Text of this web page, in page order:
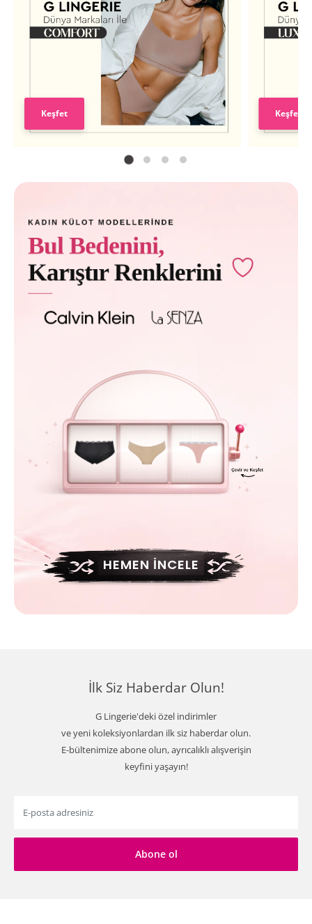
Keşfet Keşfet
HEMEN İNCELE
İlk Siz Haberdar Olun!
G Lingerie'deki özel indirimler
ve yeni koleksiyonlardan ilk siz haberdar olun.
E-bültenimize abone olun, ayrıcalıklı alışverişin
keyfini yaşayın!
E-posta adresiniz
Abone ol